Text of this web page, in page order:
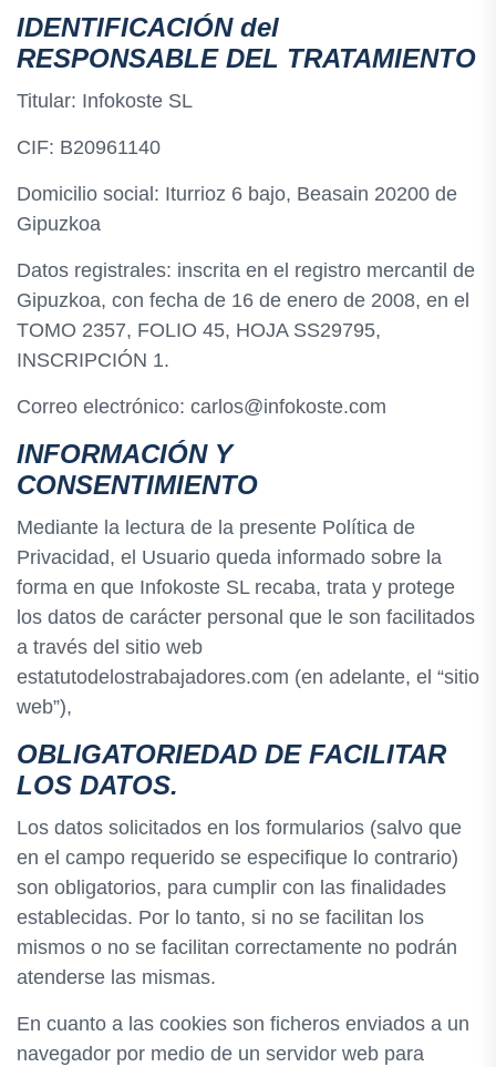
IDENTIFICACIÓN del
RESPONSABLE DEL TRATAMIENTO
Titular: Infokoste SL
CIF: B20961140
Domicilio social: Iturrioz 6 bajo, Beasain 20200 de
Gipuzkoa
Datos registrales: inscrita en el registro mercantil de
Gipuzkoa, con fecha de 16 de enero de 2008, en el
TOMO 2357, FOLIO 45, HOJA SS29795,
INSCRIPCIÓN 1.
Correo electrónico: carlos@infokoste.com
INFORMACIÓN Y
CONSENTIMIENTO
Mediante la lectura de la presente Política de
Privacidad, el Usuario queda informado sobre la
forma en que Infokoste SL recaba, trata y protege
los datos de carácter personal que le son facilitados
a través del sitio web
estatutodelostrabajadores.com (en adelante, el “sitio
web”),
OBLIGATORIEDAD DE FACILITAR
LOS DATOS.
Los datos solicitados en los formularios (salvo que
en el campo requerido se especifique lo contrario)
son obligatorios, para cumplir con las finalidades
establecidas. Por lo tanto, si no se facilitan los
mismos o no se facilitan correctamente no podrán
atenderse las mismas.
En cuanto a las cookies son ficheros enviados a un
navegador por medio de un servidor web para